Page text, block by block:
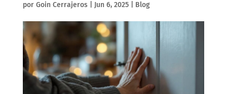
por Goin Cerrajeros| Jun 6, 2025| Blog